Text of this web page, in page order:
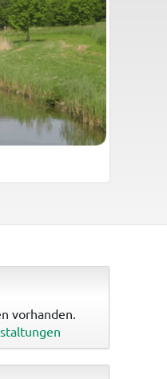
vorhanden.